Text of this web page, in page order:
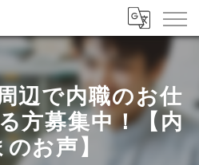
辺で内職のお仕
方募集中！【内
お声】